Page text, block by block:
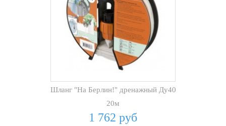
Шланг "На Берлин!" дренажный Ду40
20м
1 762 руб